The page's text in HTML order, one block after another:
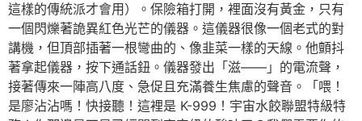
這樣的傳統派才會用）。保險箱打開，裡面沒有黃金，只有
一個閃爍著詭異紅色光芒的儀器。這儀器很像一個老式的對
講機，但頂部插著一根彎曲的、像韭菜一樣的天線。他顫抖
著拿起儀器，按下通話鈕。儀器發出「滋——」的電流聲，
接著傳來一陣高八度、急促且充滿養生焦慮的聲音。「喂！
是廖沾沾嗎！快接聽！這裡是 K-999！宇宙水餃聯盟特級特